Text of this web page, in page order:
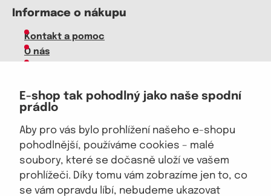
E-shop tak pohodlný jako naše spodní
prádlo
Aby pro vás bylo prohlížení našeho e-shopu
pohodlnější, používáme cookies – malé
soubory, které se dočasně uloží ve vašem
prohlížeči. Díky tomu vám zobrazíme jen to, co
se vám opravdu líbí, nebudeme ukazovat
Informace o nákupu
Kontakt a pomoc
O nás
Velkoobchod
Vrácení zboží, reklamace
Obchodní podmínky
Průvodce spokojené ženy
Staňte se naším fanouškem